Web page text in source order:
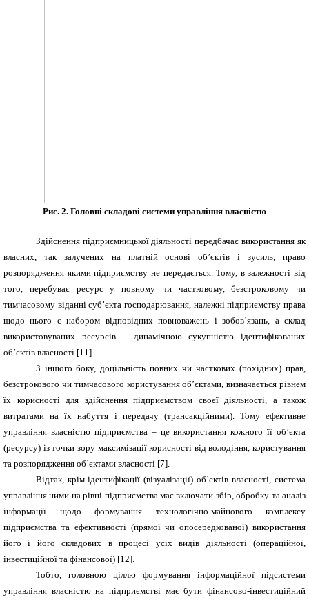
Рис. 2. Головні складові системи управління власністю
Здійснення підприємницької діяльності передбачає використання як
власних, так залучених на платній основі об’єктів і зусиль, право
розпорядження якими підприємству не передається. Тому, в залежності від
того, перебуває ресурс у повному чи частковому, безстроковому чи
тимчасовому віданні суб’єкта господарювання, належні підприємству права
щодо нього є набором відповідних повноважень і зобов’язань, а склад
використовуваних ресурсів – динамічною сукупністю ідентифікованих
об’єктів власності [11].
З іншого боку, доцільність повних чи часткових (похідних) прав,
безстрокового чи тимчасового користування об’єктами, визначається рівнем
їх корисності для здійснення підприємством своєї діяльності, а також
витратами на їх набуття і передачу (трансакційними). Тому ефективне
управління власністю підприємства – це використання кожного її об’єкта
(ресурсу) із точки зору максимізації корисності від володіння, користування
та розпорядження об’єктами власності [7].
Відтак, крім ідентифікації (візуалізації) об’єктів власності, система
управління ними на рівні підприємства має включати збір, обробку та аналіз
інформації щодо формування технологічно-майнового комплексу
підприємства та ефективності (прямої чи опосередкованої) використання
його і його складових в процесі усіх видів діяльності (операційної,
інвестиційної та фінансової) [12].
Тобто, головною ціллю формування інформаційної підсистеми
управління власністю на підприємстві має бути фінансово-інвестиційний